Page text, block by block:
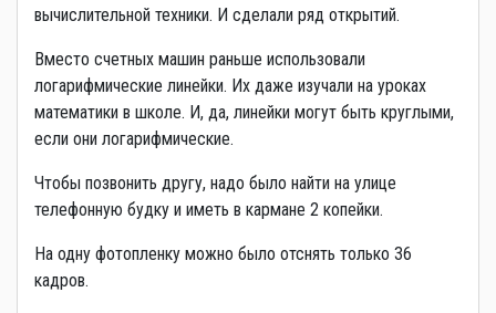
вычислительной техники. И сделали ряд открытий.
Вместо счетных машин раньше использовали
логарифмические линейки. Их даже изучали на уроках
математики в школе. И, да, линейки могут быть круглыми,
если они логарифмические.
Чтобы позвонить другу, надо было найти на улице
телефонную будку и иметь в кармане 2 копейки.
На одну фотопленку можно было отснять только 36
кадров.